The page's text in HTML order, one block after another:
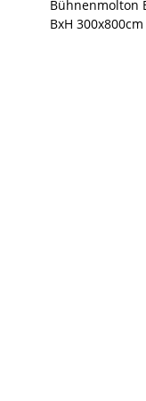
Bühnenmolton
BxH 300x800cm